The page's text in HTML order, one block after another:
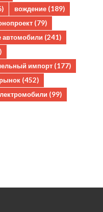
вождение (189)
(79)
автомобили (241)
импорт (177)
(452)
(99)